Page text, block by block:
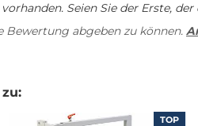
Seien Sie der Erste,
Bewertung abgeben zu können.
TOP